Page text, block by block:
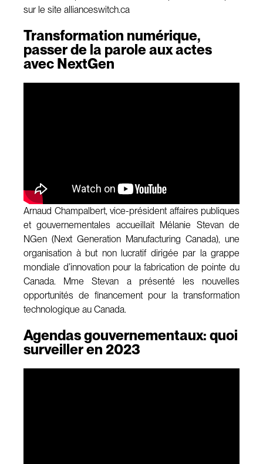
sur le site allianceswitch.ca
Transformation numérique,
passer de la parole aux actes
avec NextGen
Arnaud Champalbert, vice-président affaires publiques
et gouvernementales accueillait Mélanie Stevan de
NGen (Next Generation Manufacturing Canada), une
organisation à but non lucratif dirigée par la grappe
mondiale d’innovation pour la fabrication de pointe du
Canada. Mme Stevan a présenté les nouvelles
opportunités de financement pour la transformation
technologique au Canada.
Agendas gouvernementaux: quoi
surveiller en 2023